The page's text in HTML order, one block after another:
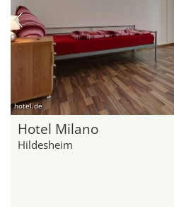
hotel.de
Hotel Milano
Hildesheim